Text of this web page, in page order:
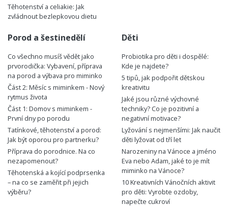
Těhotenství a celiakie: Jak
zvládnout bezlepkovou dietu
Porod a šestinedělí
Co všechno musíš vědět jako
prvorodička: Vybavení, příprava
na porod a výbava pro miminko
Část 2: Měsíc s miminkem - Nový
rytmus života
Část 1: Domov s miminkem -
První dny po porodu
Tatínkové, těhotenství a porod:
Jak být oporou pro partnerku?
Příprava do porodnice. Na co
nezapomenout?
Těhotenská a kojící podprsenka
– na co se zaměřit při jejich
výběru?
Děti
Probiotika pro děti i dospělé:
Kde je najdete?
5 tipů, jak podpořit dětskou
kreativitu
Jaké jsou různé výchovné
techniky? Co je pozitivní a
negativní motivace?
Lyžování s nejmenšími: Jak naučit
děti lyžovat od tří let
Narozeniny na Vánoce a jméno
Eva nebo Adam, jaké to je mít
miminko na Vánoce?
10 Kreativních Vánočních aktivit
pro děti: Vyrobte ozdoby,
napečte cukroví